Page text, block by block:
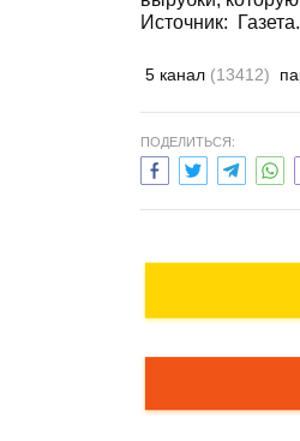
Источник:
5 канал (13412)
ПОДЕЛИТЬСЯ: